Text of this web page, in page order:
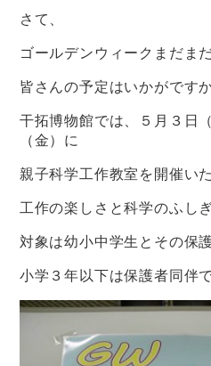
さて、
ゴールデンウィークまだま
皆さんの予定はいかがです
干拓博物館では、５月３日
（金）に
親子科学工作教室を開催い
工作の楽しさと科学のふし
対象は幼小中学生とその保
小学３年以下は保護者同伴